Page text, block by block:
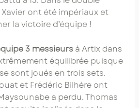
ont été impériaux et
la victoire d’équipe !
3 messieursà Artix dans
équilibrée puisque
sont joués en trois sets.
et Frédéric Bilhère ont
a perdu. Thomas